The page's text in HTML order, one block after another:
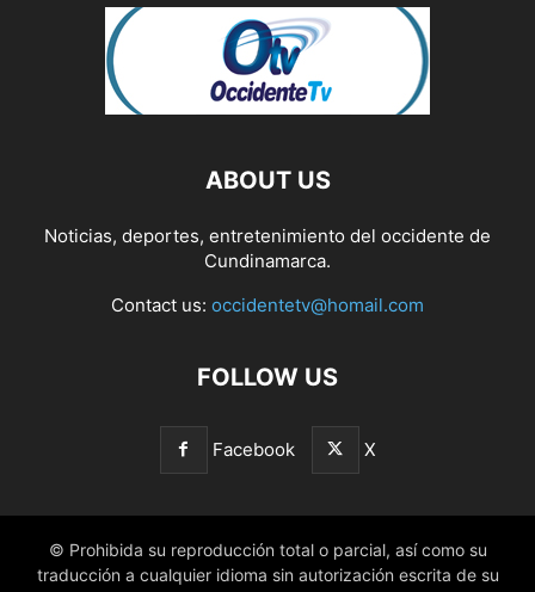
ABOUT US
Noticias, deportes, entretenimiento del occidente de
Cundinamarca.
Contact us: occidentetv@homail.com
FOLLOW US
Facebook X
© Prohibida su reproducción total o parcial, así como su
traducción a cualquier idioma sin autorización escrita de su